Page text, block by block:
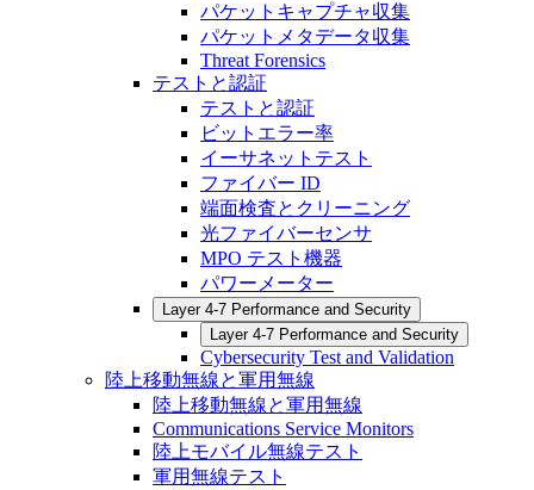
パケットキャプチャ収集
パケットメタデータ収集
Threat Forensics
テストと認証
テストと認証
ビットエラー率
イーサネットテスト
ファイバー ID
端面検査とクリーニング
光ファイバーセンサ
MPO テスト機器
パワーメーター
Layer 4-7 Performance and Security
Layer 4-7 Performance and Security
Cybersecurity Test and Validation
陸上移動無線と軍用無線
陸上移動無線と軍用無線
Communications Service Monitors
陸上モバイル無線テスト
軍用無線テスト